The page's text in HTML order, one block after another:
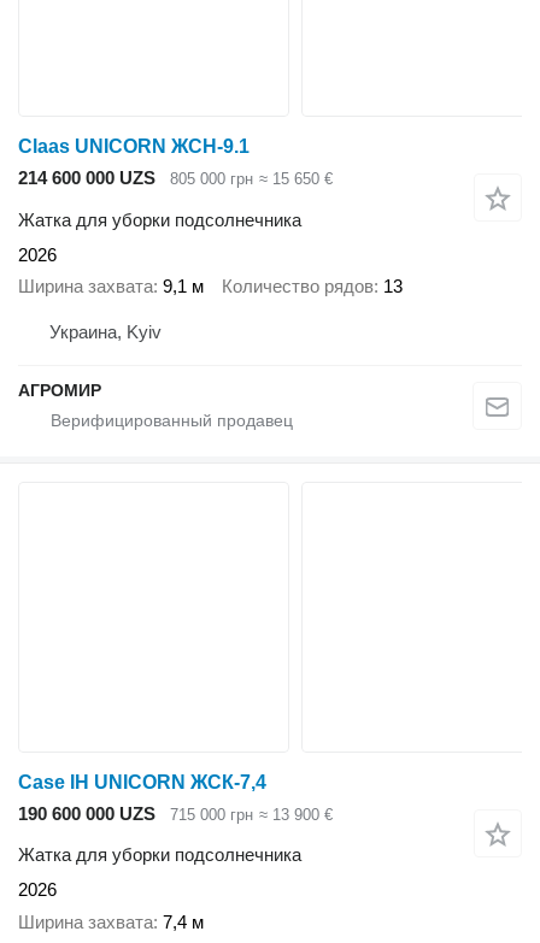
Claas UNICORN ЖСН-9.1
214 600 000 UZS
805 000 грн ≈ 15 650 €
Жатка для уборки подсолнечника
2026
Ширина захвата 9,1 м Количество рядов 13
Украина, Kyiv
АГРОМИР
Case IH UNICORN ЖСК-7,4
190 600 000 UZS
715 000 грн ≈ 13 900 €
Жатка для уборки подсолнечника
2026
Ширина захвата 7,4 м